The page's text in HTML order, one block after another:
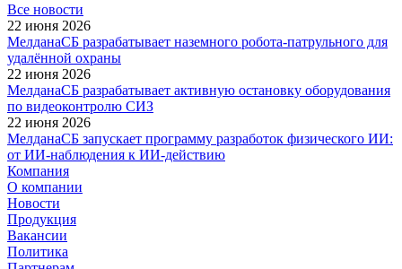
Все новости
22 июня 2026
МелданаСБ разрабатывает наземного робота-патрульного для
удалённой охраны
22 июня 2026
МелданаСБ разрабатывает активную остановку оборудования
по видеоконтролю СИЗ
22 июня 2026
МелданаСБ запускает программу разработок физического ИИ:
от ИИ-наблюдения к ИИ-действию
Компания
О компании
Новости
Продукция
Вакансии
Политика